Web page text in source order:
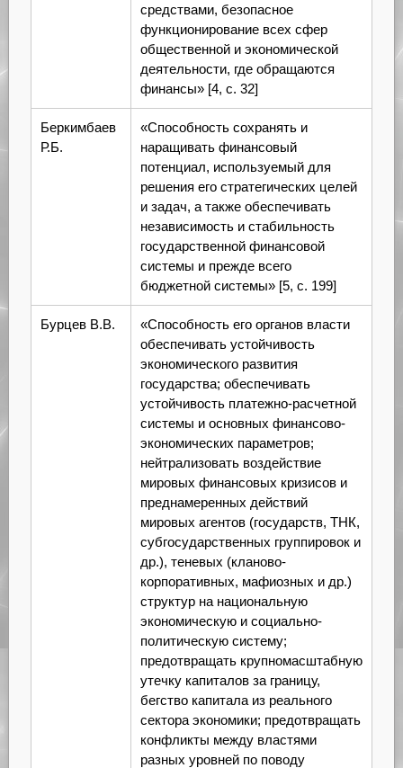
средствами, безопасное
функционирование всех сфер
общественной и экономической
деятельности, где обращаются
финансы» [4, с. 32]
Беркимбаев
Р.Б.
«Способность сохранять и
наращивать финансовый
потенциал, используемый для
решения его стратегических целей
и задач, а также обеспечивать
независимость и стабильность
государственной финансовой
системы и прежде всего
бюджетной системы» [5, с. 199]
Бурцев В.В.
«Способность его органов власти
обеспечивать устойчивость
экономического развития
государства; обеспечивать
устойчивость платежно-расчетной
системы и основных финансово-
экономических параметров;
нейтрализовать воздействие
мировых финансовых кризисов и
преднамеренных действий
мировых агентов (государств, ТНК,
субгосударственных группировок и
др.), теневых (кланово-
корпоративных, мафиозных и др.)
структур на национальную
экономическую и социально-
политическую систему;
предотвращать крупномасштабную
утечку капиталов за границу,
бегство капитала из реального
сектора экономики; предотвращать
конфликты между властями
разных уровней по поводу